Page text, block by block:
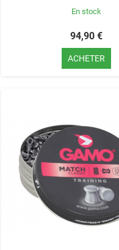
En stock
94,90 €
ACHETER